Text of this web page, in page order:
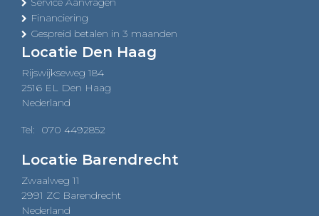
Financiering
Gespreid betalen in 3 maanden
Locatie Den Haag
Rijswijkseweg 184
2516 EL Den Haag
Nederland
Tel: 070 4492852
Locatie Barendrecht
Zwaalweg 11
2991 ZC Barendrecht
Nederland